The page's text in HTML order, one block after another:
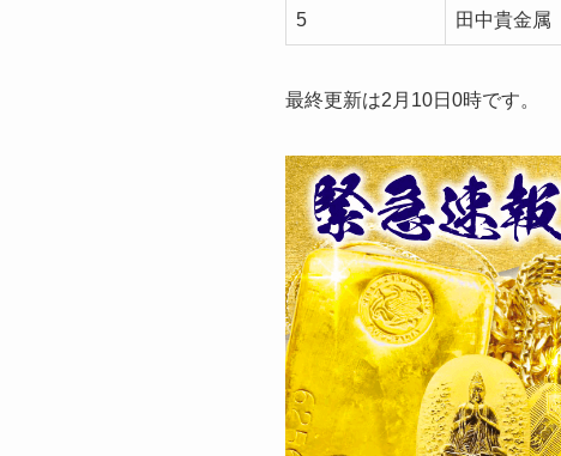
5 田中貴金属
最終更新は2月10日0時です。